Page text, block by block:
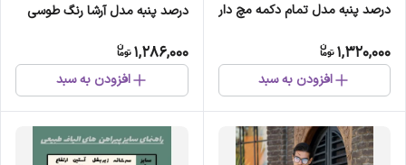
درصد پنبه مدل تمام دکمه مچ دار
1,320,000
افزودن به سبد
درصد پنبه مدل آرشا رنگ طوسی
1,286,000
افزودن به سبد